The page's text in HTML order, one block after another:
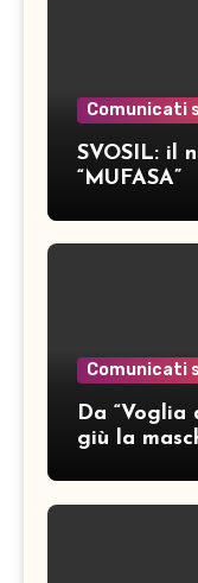
Comunicati
SVOSIL: il
“MUFASA”
Comunicati
Da
giù la